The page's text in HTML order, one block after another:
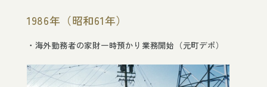
1986年（昭和61年）
海外勤務者の家財一時預かり業務開始（元町デポ）